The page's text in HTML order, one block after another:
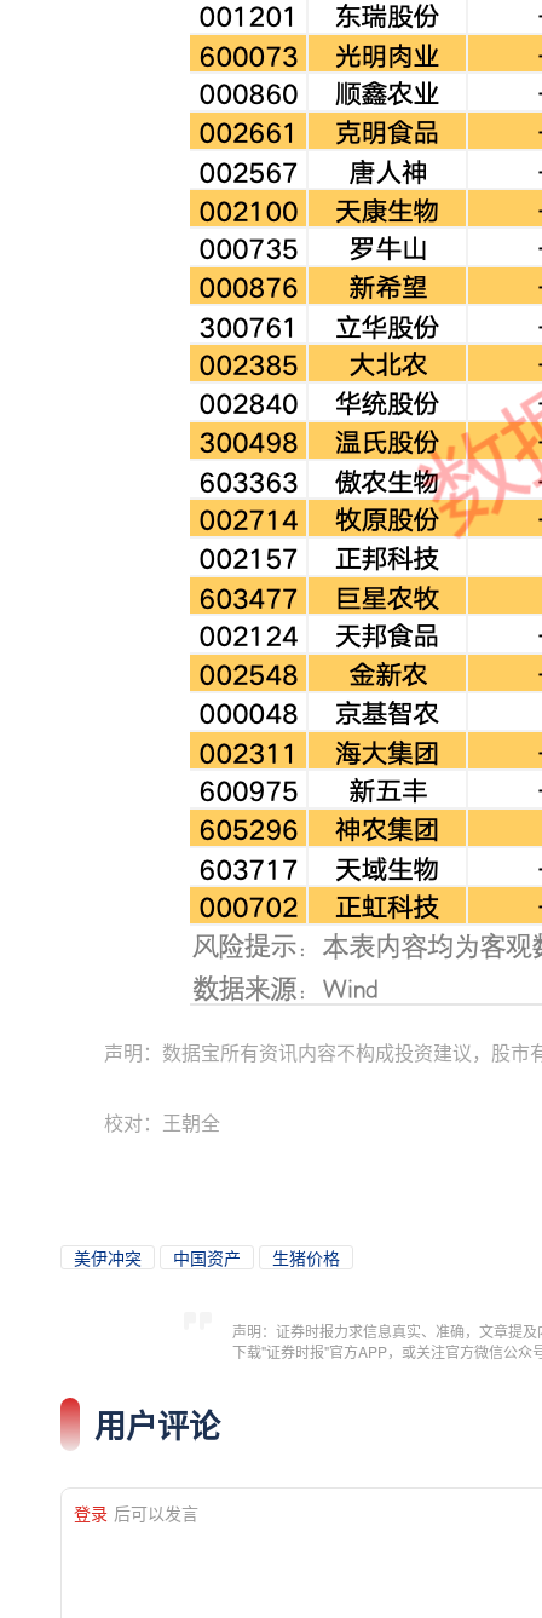
声明：数据宝所有资讯内容不构成投资建议，股市
校对：王朝全
美伊冲突 中国资产 生猪价格
声明：证券时报力求信息真实、准确，文章提
下载"证券时报"官方APP，或关注官方微信公
用户评论
登录 后可以发言